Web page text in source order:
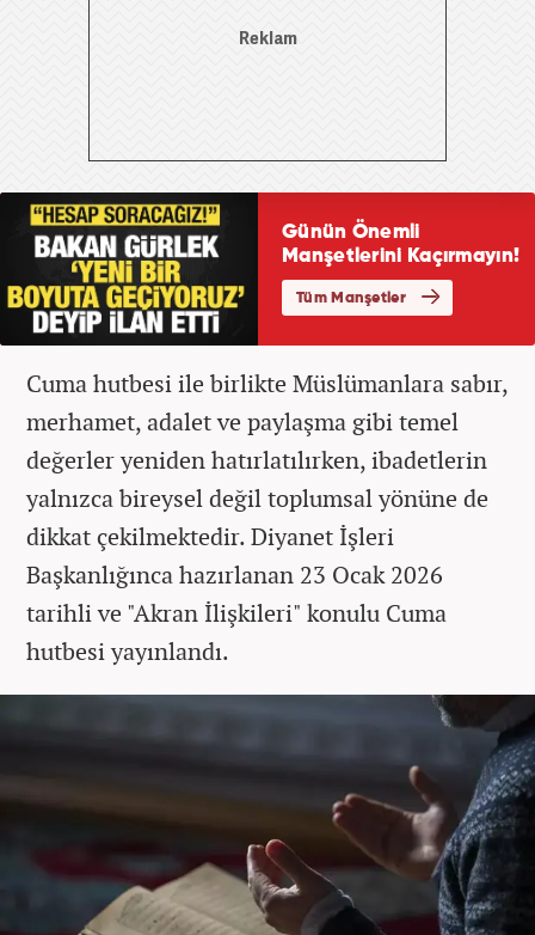
Cuma hutbesi ile birlikte Müslümanlara sabır,
merhamet, adalet ve paylaşma gibi temel
değerler yeniden hatırlatılırken, ibadetlerin
yalnızca bireysel değil toplumsal yönüne de
dikkat çekilmektedir. Diyanet İşleri
Başkanlığınca hazırlanan 23 Ocak 2026
tarihli ve "Akran İlişkileri" konulu Cuma
hutbesi yayınlandı.